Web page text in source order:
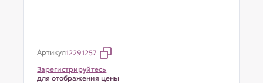
Артикул12291257
Зарегистрируйтесь
для отображения цены